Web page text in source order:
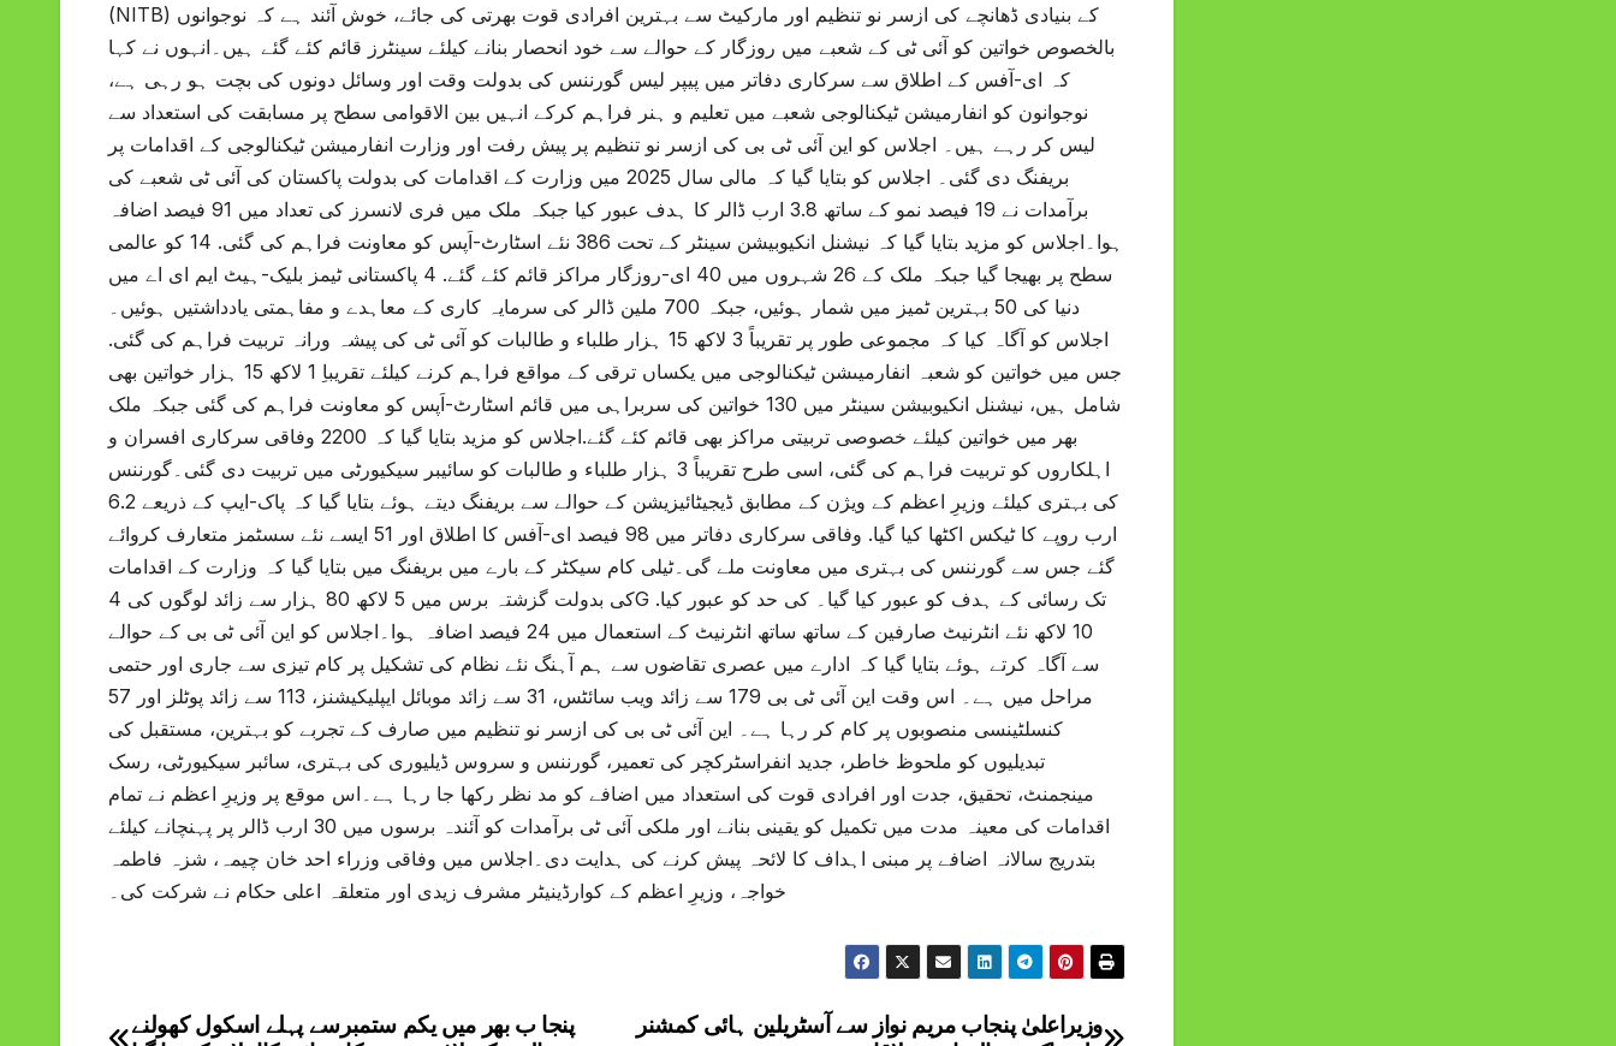
(NITB) کے بنیادی ڈھانچے کی ازسر نو تنظیم اور مارکیٹ سے بہترین افرادی قوت بھرتی کی جائے، خوش آئند ہے کہ نوجوانوں
بالخصوص خواتین کو آئی ٹی کے شعبے میں روزگار کے حوالے سے خود انحصار بنانے کیلئے سینٹرز قائم کئے گئے ہیں۔انہوں نے کہا
کہ ای-آفس کے اطلاق سے سرکاری دفاتر میں پیپر لیس گورننس کی بدولت وقت اور وسائل دونوں کی بچت ہو رہی ہے،
نوجوانون کو انفارمیشن ٹیکنالوجی شعبے میں تعلیم و ہنر فراہم کرکے انہیں بین الاقوامی سطح پر مسابقت کی استعداد سے
لیس کر رہے ہیں۔ اجلاس کو این آئی ٹی بی کی ازسر نو تنظیم پر پیش رفت اور وزارت انفارمیشن ٹیکنالوجی کے اقدامات پر
بریفنگ دی گئی۔ اجلاس کو بتایا گیا کہ مالی سال 2025 میں وزارت کے اقدامات کی بدولت پاکستان کی آئی ٹی شعبے کی
برآمدات نے 19 فیصد نمو کے ساتھ 3.8 ارب ڈالر کا ہدف عبور کیا جبکہ ملک میں فری لانسرز کی تعداد میں 91 فیصد اضافہ
ہوا۔اجلاس کو مزید بتایا گیا کہ نیشنل انکیوبیشن سینٹر کے تحت 386 نئے اسٹارٹ-اَپس کو معاونت فراہم کی گئی. 14 کو عالمی
سطح پر بھیجا گیا جبکہ ملک کے 26 شہروں میں 40 ای-روزگار مراکز قائم کئے گئے. 4 پاکستانی ٹیمز بلیک-ہیٹ ایم ای اے میں
دنیا کی 50 بہترین ٹمیز میں شمار ہوئیں، جبکہ 700 ملین ڈالر کی سرمایہ کاری کے معاہدے و مفاہمتی یادداشتیں ہوئیں۔
اجلاس کو آگاہ کیا کہ مجموعی طور پر تقریباً 3 لاکھ 15 ہزار طلباء و طالبات کو آئی ٹی کی پیشہ ورانہ تربیت فراہم کی گئی.
جس میں خواتین کو شعبہ انفارمیںشن ٹیکنالوجی میں یکساں ترقی کے مواقع فراہم کرنے کیلئے تقریباِ 1 لاکھ 15 ہزار خواتین بھی
شامل ہیں، نیشنل انکیوبیشن سینٹر میں 130 خواتین کی سربراہی میں قائم اسٹارٹ-اَپس کو معاونت فراہم کی گئی جبکہ ملک
بھر میں خواتین کیلئے خصوصی تربیتی مراکز بھی قائم کئے گئے.اجلاس کو مزید بتایا گیا کہ 2200 وفاقی سرکاری افسران و
اہلکاروں کو تربیت فراہم کی گئی، اسی طرح تقریباً 3 ہزار طلباء و طالبات کو سائیبر سیکیورٹی میں تربیت دی گئی۔گورننس
کی بہتری کیلئے وزیرِ اعظم کے ویژن کے مطابق ڈیجیٹائیزیشن کے حوالے سے بریفنگ دیتے ہوئے بتایا گیا کہ پاک-ایپ کے ذریعے 6.2
ارب روپے کا ٹیکس اکٹھا کیا گیا. وفاقی سرکاری دفاتر میں 98 فیصد ای-آفس کا اطلاق اور 51 ایسے نئے سسٹمز متعارف کروائے
گئے جس سے گورننس کی بہتری میں معاونت ملے گی۔ٹیلی کام سیکٹر کے بارے میں بریفنگ میں بتایا گیا کہ وزارت کے اقدامات
کی بدولت گزشتہ برس میں 5 لاکھ 80 ہزار سے زائد لوگوں کی 4G تک رسائی کے ہدف کو عبور کیا گیا۔ کی حد کو عبور کیا.
10 لاکھ نئے انٹرنیٹ صارفین کے ساتھ ساتھ انٹرنیٹ کے استعمال میں 24 فیصد اضافہ ہوا۔اجلاس کو این آئی ٹی بی کے حوالے
سے آگاہ کرتے ہوئے بتایا گیا کہ ادارے میں عصری تقاضوں سے ہم آہنگ نئے نظام کی تشکیل پر کام تیزی سے جاری اور حتمی
مراحل میں ہے۔ اس وقت این آئی ٹی بی 179 سے زائد ویب سائٹس، 31 سے زائد موبائل ایپلیکیشنز، 113 سے زائد پوٹلز اور 57
کنسلٹینسی منصوبوں پر کام کر رہا ہے۔ این آئی ٹی بی کی ازسر نو تنظیم میں صارف کے تجربے کو بہترین، مستقبل کی
تبدیلیوں کو ملحوظ خاطر، جدید انفراسٹرکچر کی تعمیر، گورننس و سروس ڈیلیوری کی بہتری، سائبر سیکیورٹی، رسک
مینجمنٹ، تحقیق، جدت اور افرادی قوت کی استعداد میں اضافے کو مد نظر رکھا جا رہا ہے۔اس موقع پر وزیرِ اعظم نے تمام
اقدامات کی معینہ مدت میں تکمیل کو یقینی بنانے اور ملکی آئی ٹی برآمدات کو آئندہ برسوں میں 30 ارب ڈالر پر پہنچانے کیلئے
بتدریج سالانہ اضافے پر مبنی اہداف کا لائحہ پیش کرنے کی ہدایت دی۔اجلاس میں وفاقی وزراء احد خان چیمہ، شزہ فاطمہ
خواجہ، وزیرِ اعظم کے کوارڈینیٹر مشرف زیدی اور متعلقہ اعلی حکام نے شرکت کی۔
Post
وزیراعلیٰ پنجاب مریم نواز سے آسٹریلین ہائی کمشنر
پنجا ب بھر میں یکم ستمبرسے پہلے اسکول کھولنے